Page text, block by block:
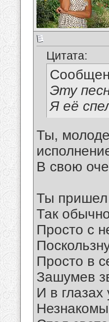
Цитата:
Эту
Я её
Ты,
В свою
Ты
Так
Просто с
Просто в
Зашумев
И в глазах